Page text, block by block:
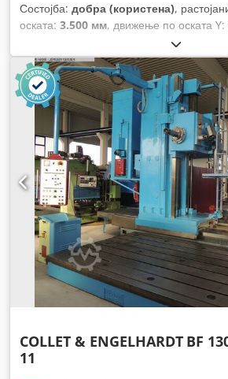
Состојба: добра (користена),
оската: 3.500 мм, движење по оската Y:
растојание на движење Z-оска:
масата:12.000 кг, вкупна висина:
должина:7.200 мм, вкупна ширина:
масата: 1.800 мм, ширина на масата:
напојување по X-оста:8.000 м/мин
,
по оска Y:
8.000 м/мин , брзина на
м/мин, максимална брзина на вртење:
COLLET & ENGELHARDT BF
11